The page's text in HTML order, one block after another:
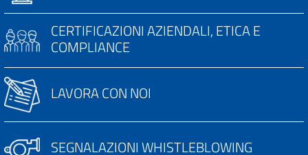
CERTIFICAZIONI AZIENDALI, ETICA E
COMPLIANCE
LAVORA CON NOI
SEGNALAZIONI WHISTLEBLOWING